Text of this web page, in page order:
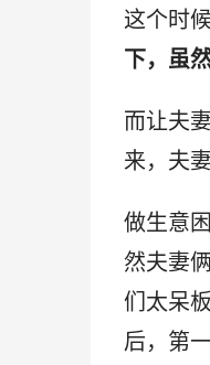
这个时
下，虽
而让夫
来，夫
做生意
然夫妻
们太呆
后，第